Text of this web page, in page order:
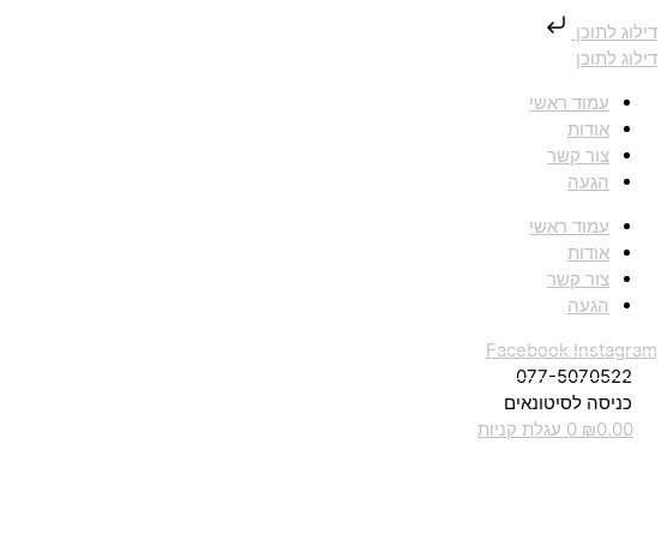
דילוג לתוכן
דילוג לתוכן
עמוד ראשי
אודות
צור קשר
הגעה
עמוד ראשי
אודות
צור קשר
הגעה
Facebook Instagram
077-5070522
כניסה לסיטונאים
₪0.00
0 עגלת קניות